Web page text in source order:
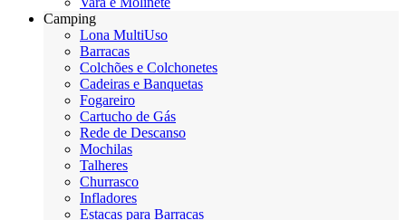
Camping
Lona MultiUso
Barracas
Colchões e Colchonetes
Cadeiras e Banquetas
Fogareiro
Cartucho de Gás
Rede de Descanso
Mochilas
Talheres
Churrasco
Infladores
Estacas para Barracas